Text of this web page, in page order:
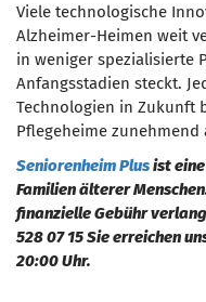
Viele technologische
Alzheimer-Heimen weit
in weniger spezialisierte
Anfangsstadien steckt.
Technologien in Zukunft
Pflegeheime
Seniorenheim Plusist
Familien älterer
finanzielle Gebühr
528 07 15 Sie erreichen
20:00 Uhr.